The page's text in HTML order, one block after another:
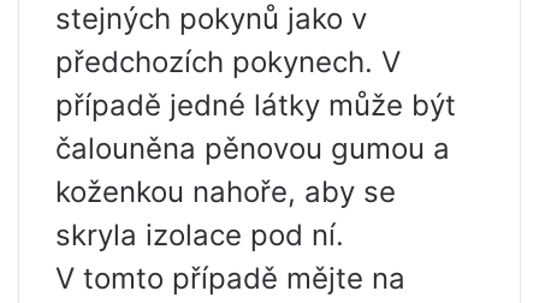
stejných pokynů jako v
předchozích pokynech. V
případě jedné látky může být
čalouněna pěnovou gumou a
koženkou nahoře, aby se
skryla izolace pod ní.
V tomto případě mějte na